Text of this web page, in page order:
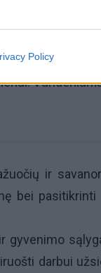
Policy
karo
ir
bei pasitikrinti
gyvenimo
darbui